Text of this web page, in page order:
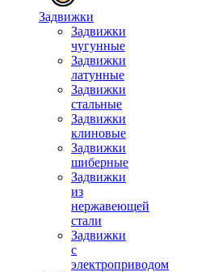
Задвижки
Задвижки
чугунные
Задвижки
латунные
Задвижки
стальные
Задвижки
клиновые
Задвижки
шиберные
Задвижки
из
нержавеющей
стали
Задвижки
с
электроприводом